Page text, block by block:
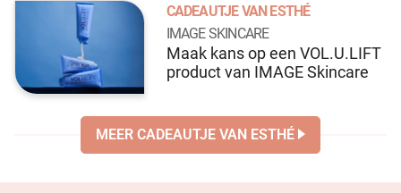
CADEAUTJE VAN ESTHÉ
IMAGE SKINCARE
Maak kans op een VOL.U.LIFT
product van IMAGE Skincare
MEER CADEAUTJE VAN ESTHÉ